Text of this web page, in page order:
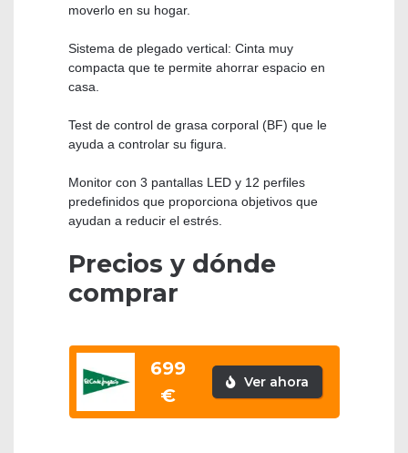
moverlo en su hogar.
Sistema de plegado vertical: Cinta muy
compacta que te permite ahorrar espacio en
casa.
Test de control de grasa corporal (BF) que le
ayuda a controlar su figura.
Monitor con 3 pantallas LED y 12 perfiles
predefinidos que proporciona objetivos que
ayudan a reducir el estrés.
Precios y dónde
comprar
699
€
Ver ahora